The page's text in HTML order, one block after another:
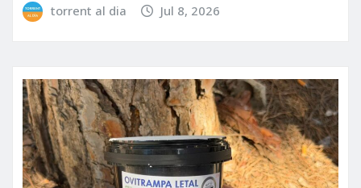
torrent al dia Jul 8, 2026